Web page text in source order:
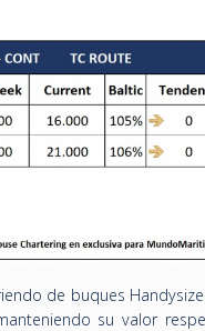
de buques
su valor